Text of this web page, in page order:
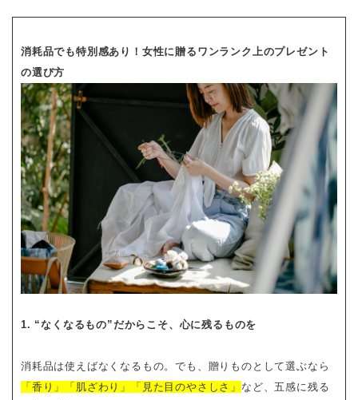
消耗品でも特別感あり！女性に贈るワンランク上のプレゼント
の選び方
1. “なくなるもの”だからこそ、心に残るものを
消耗品は使えばなくなるもの。でも、贈りものとして選ぶなら
「香り」「肌ざわり」「見た目のやさしさ」 など、五感に残る